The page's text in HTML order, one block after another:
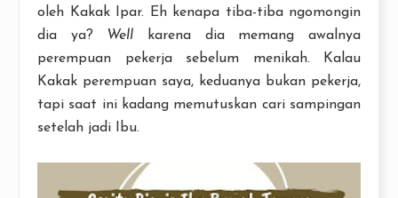
oleh Kakak Ipar. Eh kenapa tiba-tiba ngomongin
dia ya?
Well karena dia memang awalnya
perempuan pekerja sebelum menikah. Kalau
Kakak perempuan saya, keduanya bukan pekerja,
tapi saat ini kadang memutuskan cari sampingan
setelah jadi Ibu.